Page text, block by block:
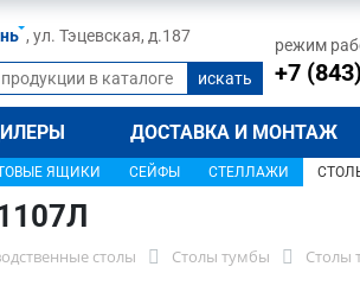
, ул. Тэцевская, д.187 режим
+7
ДОСТАВКА И МОНТАЖ
ЯЩИКИ СЕЙФЫ СТЕЛЛАЖИ
столы Столы тумбы Столы